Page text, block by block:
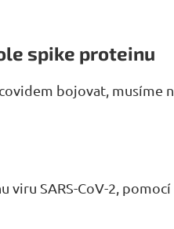
spike proteinu
bojovat, musíme
viru SARS-CoV-2,